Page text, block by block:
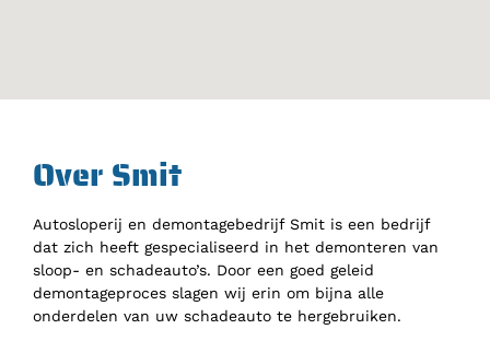
Over Smit
Autosloperij en demontagebedrijf Smit is een bedrijf
dat zich heeft gespecialiseerd in het demonteren van
sloop- en schadeauto’s. Door een goed geleid
demontageproces slagen wij erin om bijna alle
onderdelen van uw schadeauto te hergebruiken.